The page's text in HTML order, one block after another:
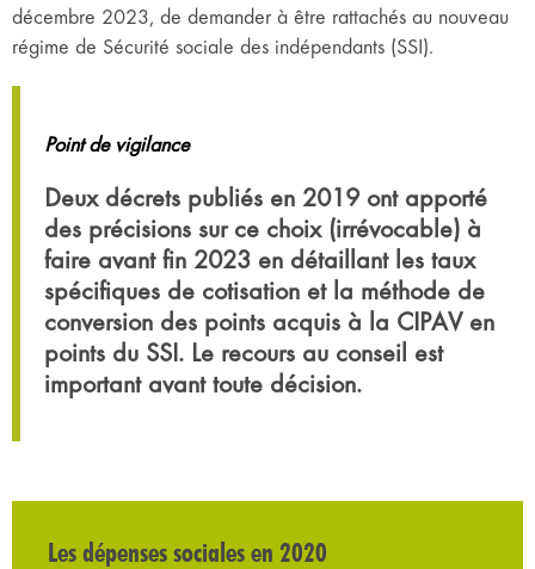
décembre 2023, de demander à être rattachés au nouveau
régime de Sécurité sociale des indépendants (SSI).
Point de vigilance
Deux décrets publiés en 2019 ont apporté
des précisions sur ce choix (irrévocable) à
faire avant fin 2023 en détaillant les taux
spécifiques de cotisation et la méthode de
conversion des points acquis à la CIPAV en
points du SSI. Le recours au conseil est
important avant toute décision.
Les dépenses sociales en 2020